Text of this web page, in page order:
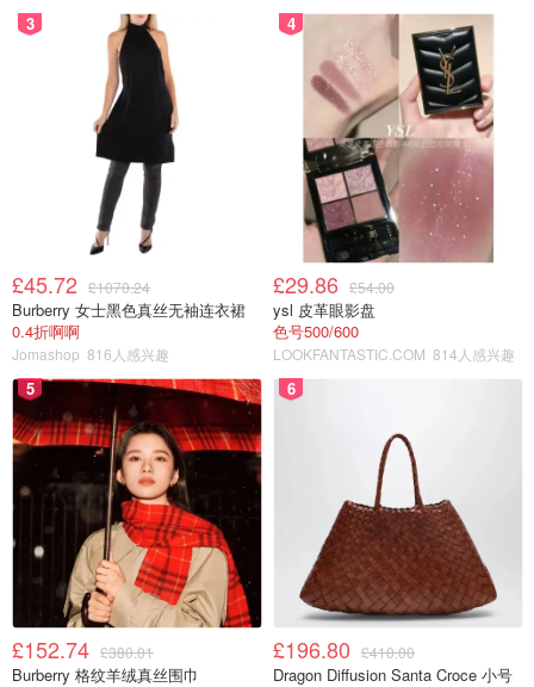
3
£45.72 £1070.24
Burberry 女士黑色真丝无袖连衣裙
0.4折啊啊
Jomashop 816人感兴趣
4
£29.86 £54.00
ysl 皮革眼影盘
色号500/600
LOOKFANTASTIC.COM 814人感兴趣
5
£152.74 £380.01
Burberry 格纹羊绒真丝围巾
6
£196.80 £410.00
Dragon Diffusion Santa Croce 小号